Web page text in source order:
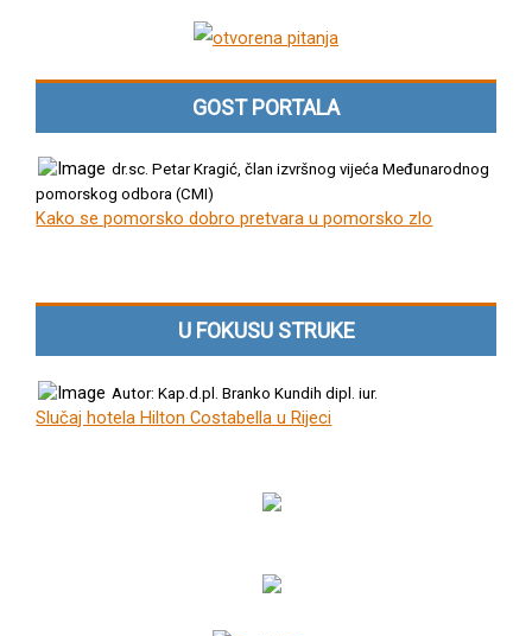
GOST PORTALA
dr.sc. Petar Kragić, član izvršnog vijeća Međunarodnog
pomorskog odbora (CMI)
Kako se pomorsko dobro pretvara u pomorsko zlo
U FOKUSU STRUKE
Autor: Kap.d.pl. Branko Kundih dipl. iur.
Slučaj hotela Hilton Costabella u Rijeci